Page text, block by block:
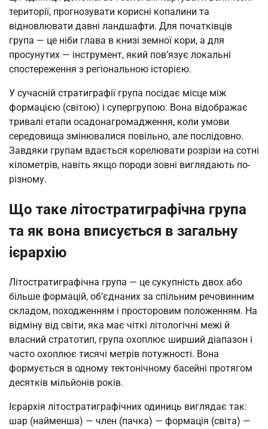
території, прогнозувати корисні копалини та
відновлювати давні ландшафти. Для початківців
група — це ніби глава в книзі земної кори, а для
просунутих — інструмент, який пов’язує локальні
спостереження з регіональною історією.
У сучасній стратиграфії група посідає місце між
формацією (світою) і супергрупою. Вона відображає
тривалі етапи осадонагромадження, коли умови
середовища змінювалися повільно, але послідовно.
Завдяки групам вдається корелювати розрізи на сотні
кілометрів, навіть якщо породи зовні виглядають по-
різному.
Що таке літостратиграфічна група
та як вона вписується в загальну
ієрархію
Літостратиграфічна група — це сукупність двох або
більше формацій, об’єднаних за спільним речовинним
складом, походженням і просторовим положенням. На
відміну від світи, яка має чіткі літологічні межі й
власний стратотип, група охоплює ширший діапазон і
часто охоплює тисячі метрів потужності. Вона
формується в одному тектонічному басейні протягом
десятків мільйонів років.
Ієрархія літостратиграфічних одиниць виглядає так:
шар (найменша) — член (пачка) — формація (світа) —